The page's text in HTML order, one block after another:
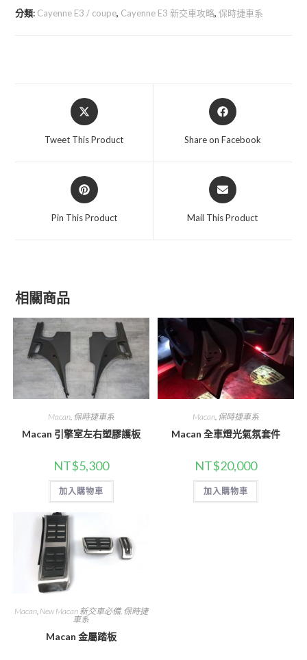
車
分類: Cayenne E3 / coupe, Cayenne E3 新交車攻略,保時捷車系
Opens
in
Tweet This Product
Opens
in
Share on Facebook
Opens
in
Pin This Product
Opens
in
Mail This Product
相關商品
Macan, 保時捷車系
Macan 引擎室左右塑膠護板
NT$5,300
加入購物車
Macan, 保時捷車系
Macan 全車燈光氣氛套件
NT$20,000
加入購物車
Macan, New Macan 新交車必備, 保時捷
車系
Macan 金屬踏板